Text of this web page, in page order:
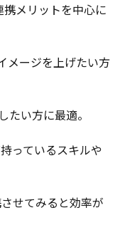
メリットを中心に
メージを上げたい方
い方に最適。
っているスキルや
せてみると効率が